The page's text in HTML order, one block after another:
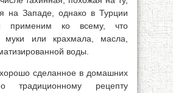
на Западе, однако в Турции
применим ко всему, что
муки или крахмала, масла,
воды.
сделанное в домашних
традиционному рецепту